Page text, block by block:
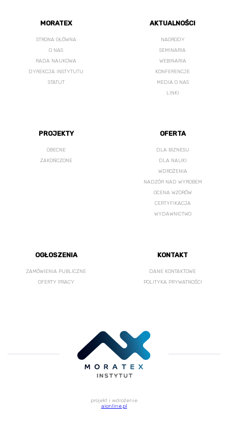
MORATEX
STRONA GŁÓWNA
O NAS
RADA NAUKOWA
DYREKCJA INSTYTUTU
STATUT
AKTUALNOŚCI
NAGRODY
SEMINARIA
WEBINARIA
KONFERENCJE
MEDIA O NAS
LINKI
PROJEKTY
OBECNE
ZAKOŃCZONE
OFERTA
DLA BIZNESU
DLA NAUKI
WDROŻENIA
NADZÓR NAD WYROBEM
OCENA WZORÓW
CERTYFIKACJA
WYDAWNICTWO
OGŁOSZENIA
ZAMÓWIENIA PUBLICZNE
OFERTY PRACY
KONTAKT
DANE KONTAKTOWE
POLITYKA PRYWATNOŚCI
projekt i wdrożenie
aionline.pl